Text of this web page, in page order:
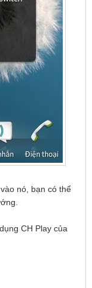
nó, bạn có thể
CH Play của